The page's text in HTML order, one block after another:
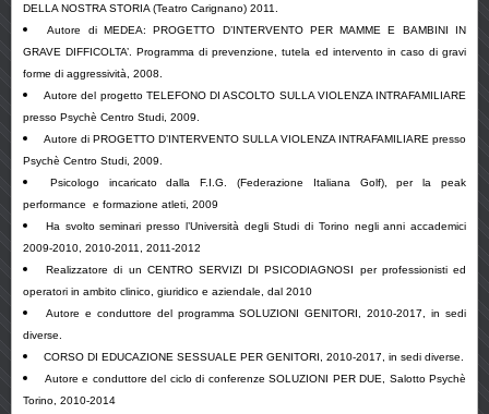
DELLA NOSTRA STORIA (Teatro Carignano) 2011.
Autore di MEDEA: PROGETTO D’INTERVENTO PER MAMME E BAMBINI IN
GRAVE DIFFICOLTA’. Programma di prevenzione, tutela ed intervento in caso di gravi
forme di aggressività, 2008.
Autore del progetto TELEFONO DI ASCOLTO SULLA VIOLENZA INTRAFAMILIARE
presso Psychè Centro Studi, 2009.
Autore di PROGETTO D’INTERVENTO SULLA VIOLENZA INTRAFAMILIARE presso
Psychè Centro Studi, 2009.
Psicologo incaricato dalla F.I.G. (Federazione Italiana Golf), per la peak
performance e formazione atleti, 2009
Ha svolto seminari presso l’Università degli Studi di Torino negli anni accademici
2009-2010, 2010-2011, 2011-2012
Realizzatore di un CENTRO SERVIZI DI PSICODIAGNOSI per professionisti ed
operatori in ambito clinico, giuridico e aziendale, dal 2010
Autore e conduttore del programma SOLUZIONI GENITORI, 2010-2017, in sedi
diverse.
CORSO DI EDUCAZIONE SESSUALE PER GENITORI, 2010-2017, in sedi diverse.
Autore e conduttore del ciclo di conferenze SOLUZIONI PER DUE, Salotto Psychè
Torino, 2010-2014